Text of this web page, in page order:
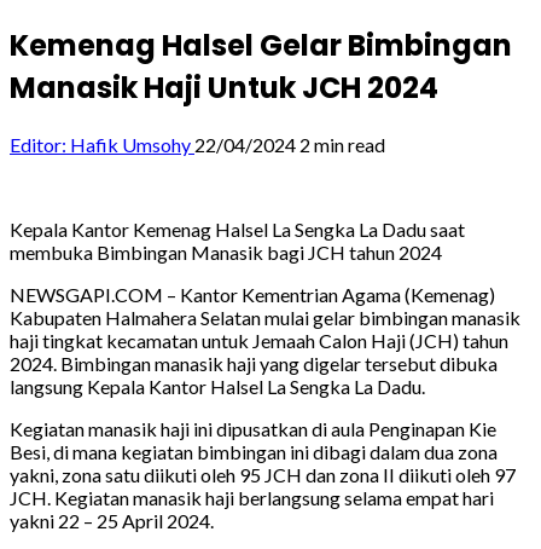
Kemenag Halsel Gelar Bimbingan
Manasik Haji Untuk JCH 2024
Editor: Hafik Umsohy 22/04/2024 2 min read
Kepala Kantor Kemenag Halsel La Sengka La Dadu saat
membuka Bimbingan Manasik bagi JCH tahun 2024
NEWSGAPI.COM – Kantor Kementrian Agama (Kemenag)
Kabupaten Halmahera Selatan mulai gelar bimbingan manasik
haji tingkat kecamatan untuk Jemaah Calon Haji (JCH) tahun
2024. Bimbingan manasik haji yang digelar tersebut dibuka
langsung Kepala Kantor Halsel La Sengka La Dadu.
Kegiatan manasik haji ini dipusatkan di aula Penginapan Kie
Besi, di mana kegiatan bimbingan ini dibagi dalam dua zona
yakni, zona satu diikuti oleh 95 JCH dan zona II diikuti oleh 97
JCH. Kegiatan manasik haji berlangsung selama empat hari
yakni 22 – 25 April 2024.